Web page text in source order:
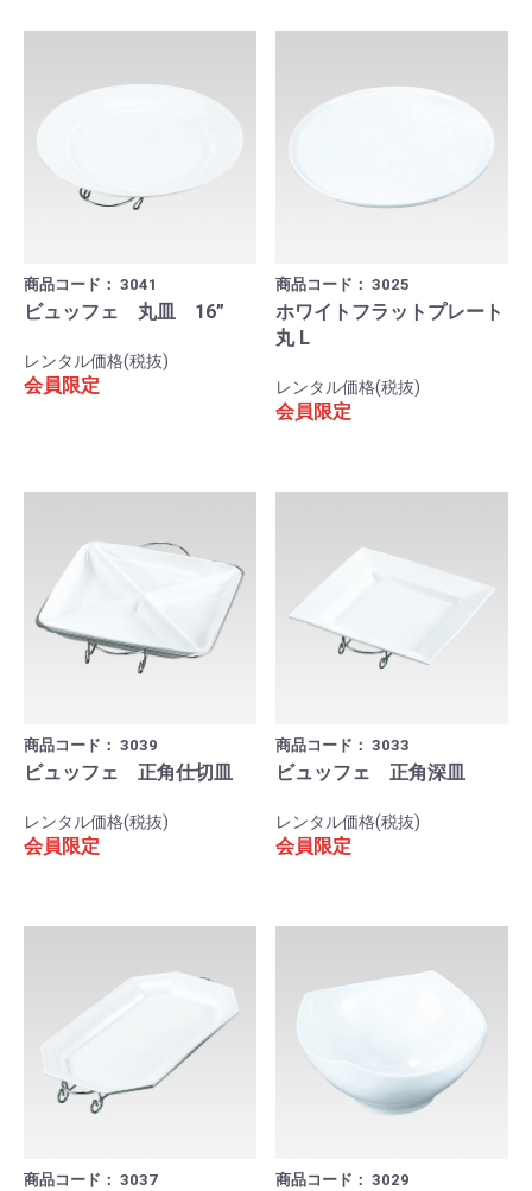
商品コード： 3041
ビュッフェ 丸皿 16”
レンタル価格(税抜)
会員限定
商品コード： 3025
ホワイトフラットプレート
丸 L
レンタル価格(税抜)
会員限定
商品コード： 3039
ビュッフェ 正角仕切皿
レンタル価格(税抜)
会員限定
商品コード： 3033
ビュッフェ 正角深皿
レンタル価格(税抜)
会員限定
商品コード： 3037 商品コード： 3029